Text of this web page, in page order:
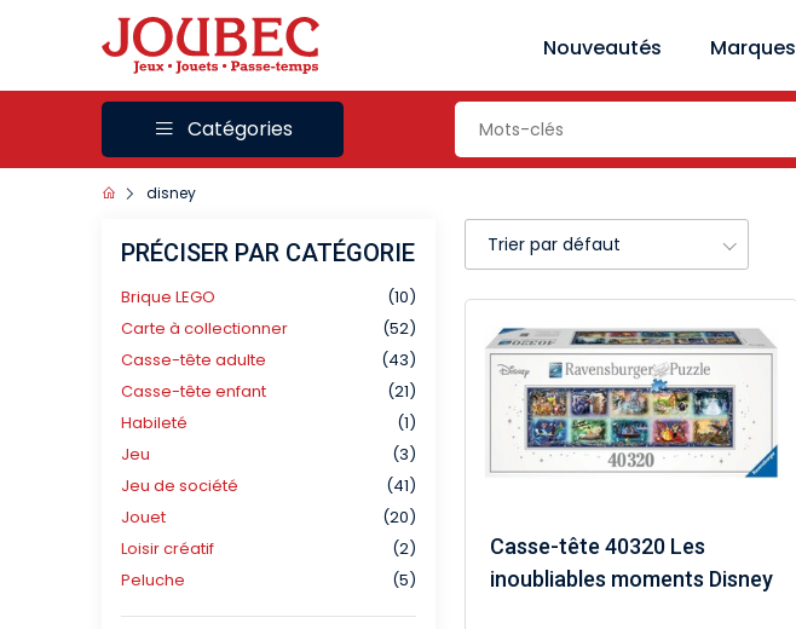
Nouveautés Marques
Catégories
disney
PRÉCISER PAR CATÉGORIE
Brique LEGO
(10)
Carte à collectionner
(52)
Casse-tête adulte
(43)
Casse-tête enfant
(21)
Habileté
(1)
Jeu
(3)
Jeu de société
(41)
Jouet
(20)
Loisir créatif
(2)
Peluche
(5)
Trier par défaut
Casse-tête 40320 Les
inoubliables moments Disney